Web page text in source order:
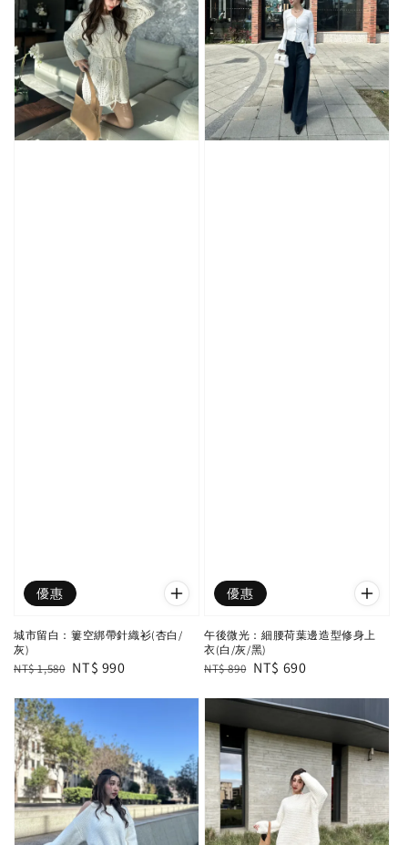
優惠
城市留白：簍空綁帶針織衫(杏白/
灰)
Regular
NT$ 1,580 Sale
NT$ 990
優惠
午後微光：細腰荷葉邊造型修身上
衣(白/灰/黑)
Regular
NT$ 890 Sale
NT$ 690